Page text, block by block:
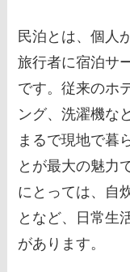
民泊とは、個人
旅行者に宿泊サ
です。従来のホ
ング、洗濯機な
まるで現地で暮
とが最大の魅力
にとっては、自
となど、日常生
があります。